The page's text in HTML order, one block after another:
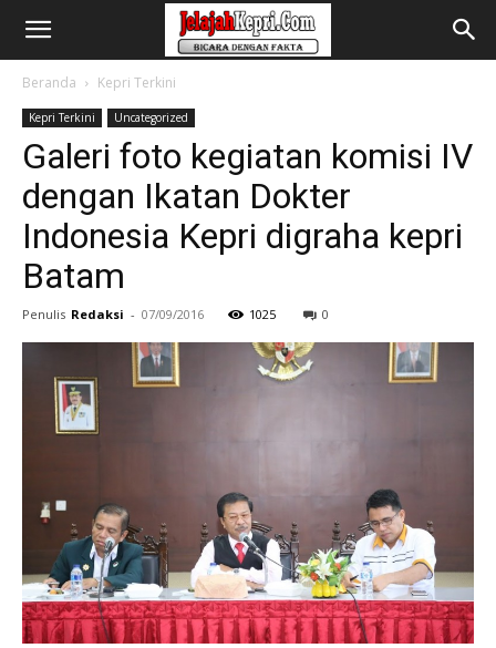
Beranda Kepri Terkini
Kepri Terkini Uncategorized
Galeri foto kegiatan komisi IV
dengan Ikatan Dokter
Indonesia Kepri digraha kepri
Batam
Penulis Redaksi - 07/09/2016 1025 0